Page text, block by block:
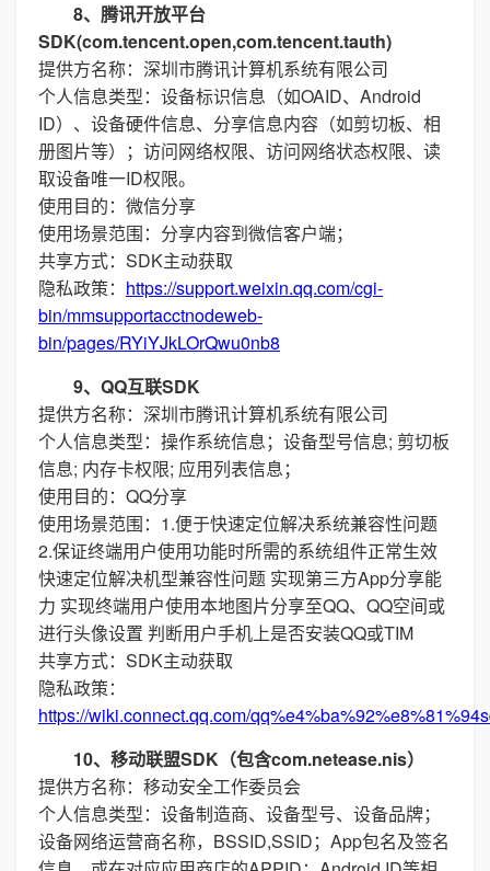
8、腾讯开放平台
SDK(com.tencent.open,com.tencent.tauth)
提供方名称：深圳市腾讯计算机系统有限公司
个人信息类型：设备标识信息（如OAID、Android
ID）、设备硬件信息、分享信息内容（如剪切板、相
册图片等）；访问网络权限、访问网络状态权限、读
取设备唯一ID权限。
使用目的：微信分享
使用场景范围：分享内容到微信客户端；
共享方式：SDK主动获取
隐私政策： https://support.weixin.qq.com/cgi-
bin/mmsupportacctnodeweb-
bin/pages/RYiYJkLOrQwu0nb8
9、QQ互联SDK
提供方名称：深圳市腾讯计算机系统有限公司
个人信息类型：操作系统信息；设备型号信息; 剪切板
信息; 内存卡权限; 应用列表信息；
使用目的：QQ分享
使用场景范围：1.便于快速定位解决系统兼容性问题
2.保证终端用户使用功能时所需的系统组件正常生效
快速定位解决机型兼容性问题 实现第三方App分享能
力 实现终端用户使用本地图片分享至QQ、QQ空间或
进行头像设置 判断用户手机上是否安装QQ或TIM
共享方式：SDK主动获取
隐私政策：
https://wiki.connect.qq.com/
10、移动联盟SDK（包含com.netease.nis）
提供方名称：移动安全工作委员会
个人信息类型：设备制造商、设备型号、设备品牌；
设备网络运营商名称，BSSID,SSID；App包名及签名